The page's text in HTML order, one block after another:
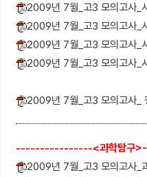
2009년 7월_고3 모의고사_
2009년 7월_고3 모의고사_
2009년 7월_고3 모의고사_
2009년 7월_고3 모의고사_
2009년 7월_고3 모의고사_
----------------<과학탐
2009년 7월_고3 모의고사_